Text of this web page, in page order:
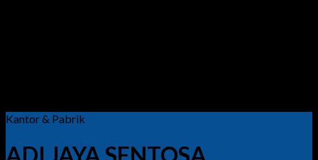
Kantor & Pabrik
ADI JAYA SENTOSA